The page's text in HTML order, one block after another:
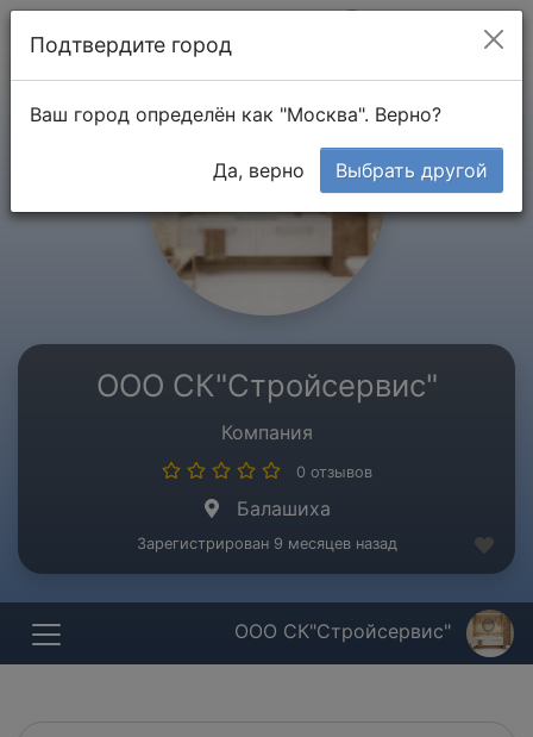
ООО СК"Стройсервис"
Компания
0 отзывов
Балашиха
Зарегистрирован 9 месяцев назад
ООО СК"Стройсервис"
Подтвердите город
Ваш город определён как "Москва". Верно?
Да, верно Выбрать другой